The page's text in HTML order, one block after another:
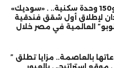
25 فيلا بحرية و150 وحدة سكنية.. . «سوديك»
لإطلاق أول شقق فندقية
العالمية في مصر خلال
بالعاصمة.. مزايا تطلق ”